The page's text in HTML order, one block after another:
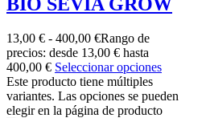
13,00 € - 400,00 €Rango de
precios: desde 13,00 € hasta
400,00 € Seleccionar opciones
Este producto tiene múltiples
variantes. Las opciones se pueden
elegir en la página de producto